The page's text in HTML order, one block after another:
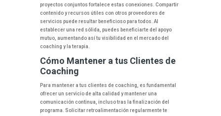
proyectos conjuntos fortalece estas conexiones. Compartir
contenido y recursos útiles con otros proveedores de
servicios puede resultar beneficioso para todos. Al
establecer una red sólida, puedes beneficiarte del apoyo
mutuo, aumentando así tu visibilidad en el mercado del
coaching y la terapia.
Cómo Mantener a tus Clientes de
Coaching
Para mantener a tus clientes de coaching, es fundamental
ofrecer un servicio de alta calidad y mantener una
comunicación continua, incluso tras la finalización del
programa. Solicitar retroalimentación regularmente te